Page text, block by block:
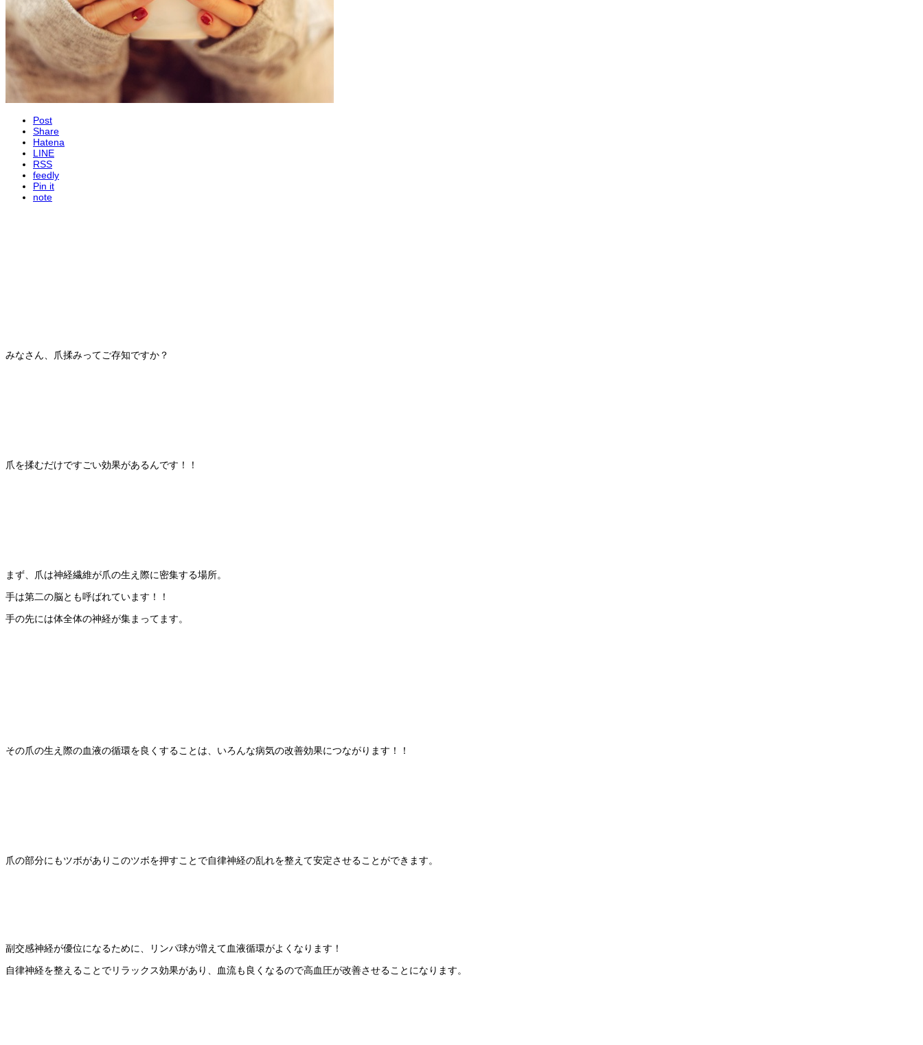
Post
Share
Hatena
LINE
RSS
feedly
Pin it
note
みなさん、爪揉みってご存知ですか？
爪を揉むだけですごい効果があるんです！！
まず、爪は神経繊維が爪の生え際に密集する場所。
手は第二の脳とも呼ばれています！！
手の先には体全体の神経が集まってます。
その爪の生え際の血液の循環を良くすることは、いろんな病気の改善効果につながります！！
爪の部分にもツボがありこのツボを押すことで自律神経の乱れを整えて安定させることができます。
副交感神経が優位になるために、リンパ球が増えて血液循環がよくなります！
自律神経を整えることでリラックス効果があり、血流も良くなるので高血圧が改善させることになります。